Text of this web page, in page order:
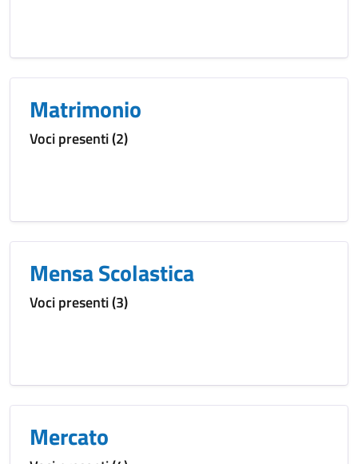
Matrimonio
Voci presenti (2)
Mensa Scolastica
Voci presenti (3)
Mercato